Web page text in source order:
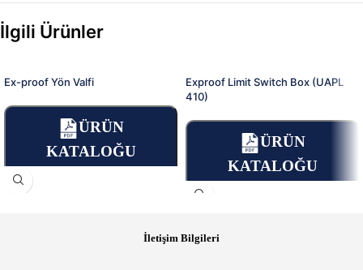
İlgili Ürünler
Ex-proof Yön Valfi
ÜRÜN
KATALOĞU
Exproof Limit Switch Box (UAPL
410)
ÜRÜN
KATALOĞU
İletişim Bilgileri